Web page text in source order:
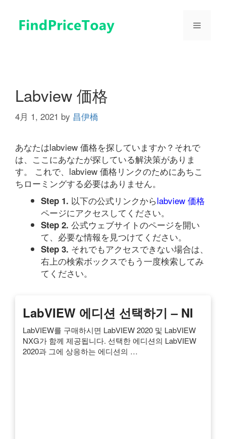
メ
Labview 価格
4月 1, 2021 by 昌伊橋
あなたはlabview 価格を探していますか？それで
は、ここにあなたが探している解決策がありま
す。 これで、labview 価格リンクのためにあちこ
ちローミングする必要はありません。
Step 1. 以下の公式リンクからlabview 価格
ページにアクセスしてください。
Step 2. 公式ウェブサイトのページを開い
て、必要な情報を見つけてください。
Step 3. それでもアクセスできない場合は、
右上の検索ボックスでもう一度検索してみ
てください。
LabVIEW 에디션 선택하기 – NI
LabVIEW를 구매하시면 LabVIEW 2020 및 LabVIEW
NXG가 함께 제공됩니다. 선택한 에디션의 LabVIEW
2020과 그에 상응하는 에디션의 …